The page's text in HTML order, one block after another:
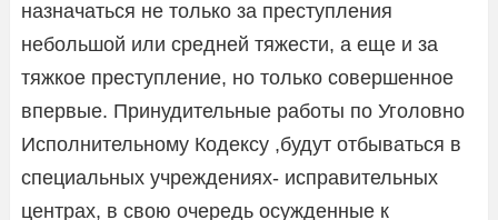
назначаться не только за преступления
небольшой или средней тяжести, а еще и за
тяжкое преступление, но только совершенное
впервые. Принудительные работы по Уголовно
Исполнительному Кодексу ,будут отбываться в
специальных учреждениях- исправительных
центрах, в свою очередь осужденные к